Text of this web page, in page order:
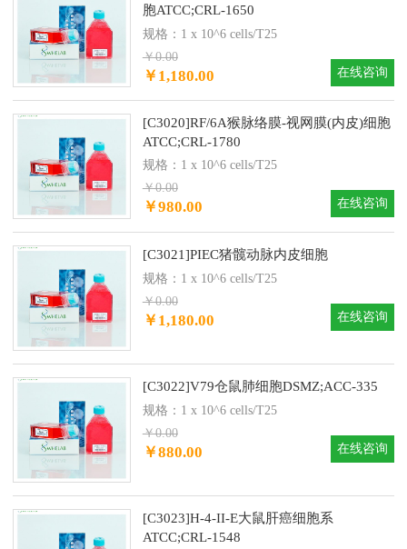
胞ATCC;CRL-1650
规格：1 x 10^6 cells/T25
￥0.00
￥1,180.00 在线咨询
[C3020]RF/6A猴脉络膜-视网膜(内皮)细胞
ATCC;CRL-1780
规格：1 x 10^6 cells/T25
￥0.00
￥980.00 在线咨询
[C3021]PIEC猪髋动脉内皮细胞
规格：1 x 10^6 cells/T25
￥0.00
￥1,180.00 在线咨询
[C3022]V79仓鼠肺细胞DSMZ;ACC-335
规格：1 x 10^6 cells/T25
￥0.00
￥880.00 在线咨询
[C3023]H-4-II-E大鼠肝癌细胞系
ATCC;CRL-1548